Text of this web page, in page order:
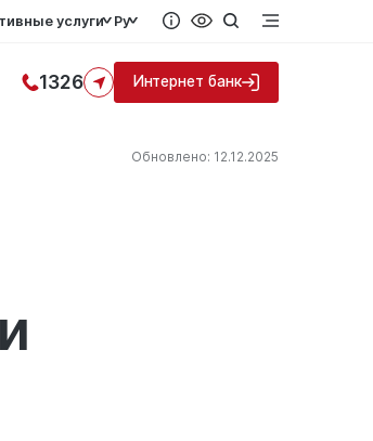
услуги Ру
1326 Интернет банк
Обновлено: 12.12.2025